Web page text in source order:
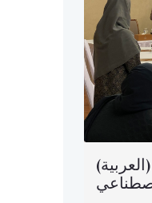
(العربية) أتمتة الأعمال